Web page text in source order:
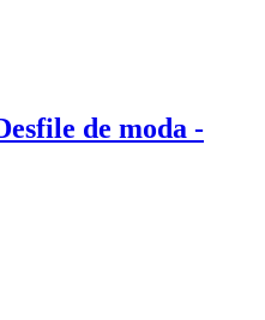
de moda -